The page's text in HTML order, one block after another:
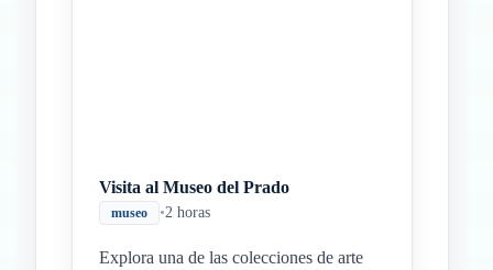
Visita al Museo del Prado
museo •2 horas
Explora una de las colecciones de arte